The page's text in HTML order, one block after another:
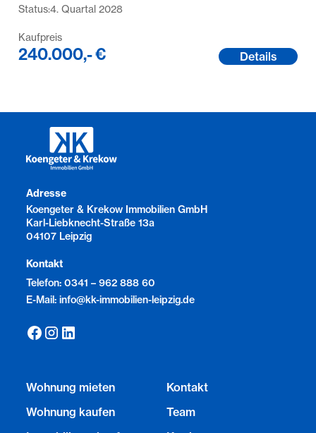
Status:4. Quartal 2028
Kaufpreis
240.000,- € Details
Adresse
Koengeter & Krekow Immobilien GmbH
Karl-Liebknecht-Straße 13a
04107 Leipzig
Kontakt
Telefon: 0341 – 962 888 60
E-Mail: info@kk-immobilien-leipzig.de
Wohnung mieten
Wohnung kaufen
Kontakt
Team